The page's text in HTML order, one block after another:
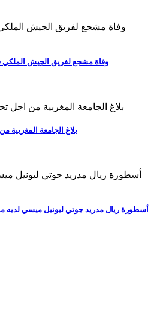
وفاة مشجع لفريق الجيش الملكي
بلاغ الجامعة المغربية
أسطورة ريال مدريد جوتي ليونيل ميسي لديه